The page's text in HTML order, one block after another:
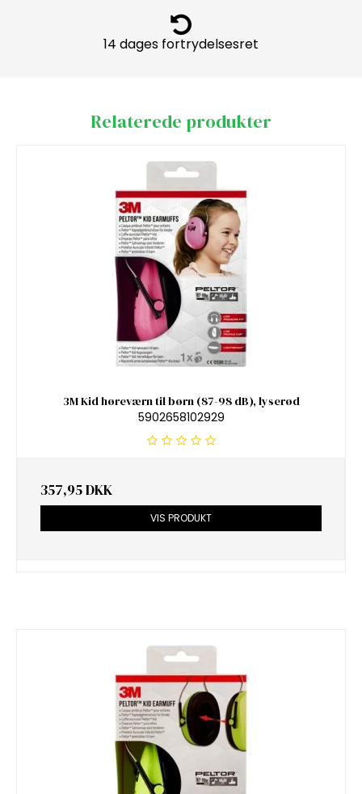
14 dages fortrydelsesret
Relaterede produkter
3M Kid høreværn til børn (87-98 dB), lyserød
5902658102929
357,95 DKK
VIS PRODUKT